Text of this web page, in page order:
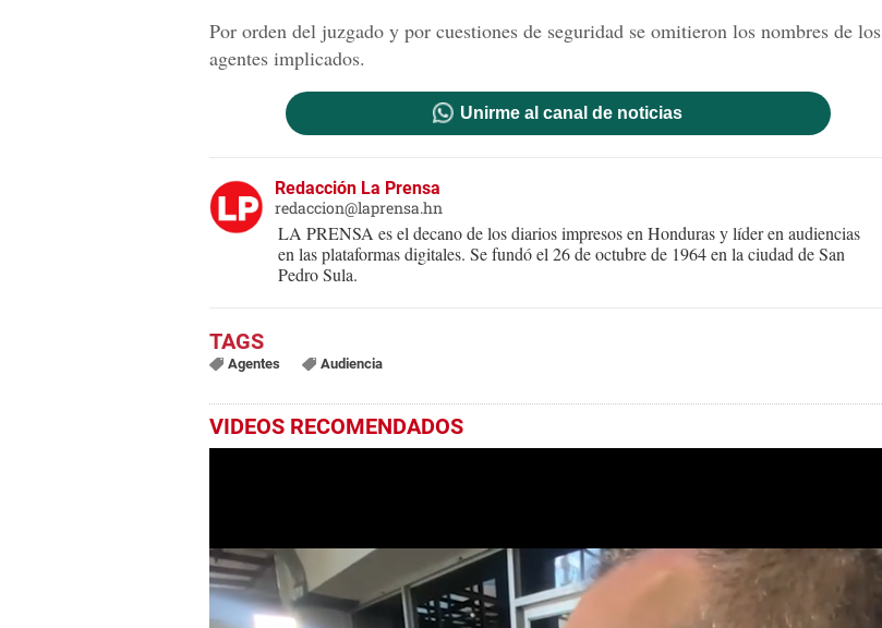
Por orden del juzgado y por cuestiones de seguridad se omitieron los nombres de los
agentes implicados.
Unirme al canal de noticias
Redacción La Prensa
redaccion@laprensa.hn
LA PRENSA es el decano de los diarios impresos en Honduras y líder en audiencias
en las plataformas digitales. Se fundó el 26 de octubre de 1964 en la ciudad de San
Pedro Sula.
Agentes Audiencia
VIDEOS RECOMENDADOS